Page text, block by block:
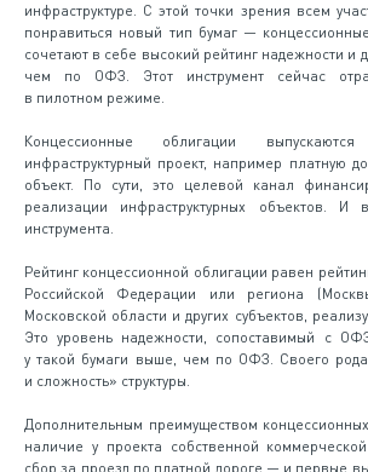
инфраструктуре. С этой точки зрения всем
понравиться новый тип бумаг —
сочетают в себе высокий рейтинг надежности и
чем по ОФЗ. Этот инструмент сейчас
в пилотном режиме.
Концессионные облигации
инфраструктурный проект, например платную
объект. По сути, это целевой канал
реализации инфраструктурных объектов. И
инструмента.
Рейтинг концессионной облигации равен
Российской Федерации или региона
Московской области и других субъектов,
Это уровень надежности, сопоставимый с
у такой бумаги выше, чем по ОФЗ. Своего
и сложность» структуры.
Дополнительным преимуществом
наличие у проекта собственной
сбор за проезд по платной дороге — и первые